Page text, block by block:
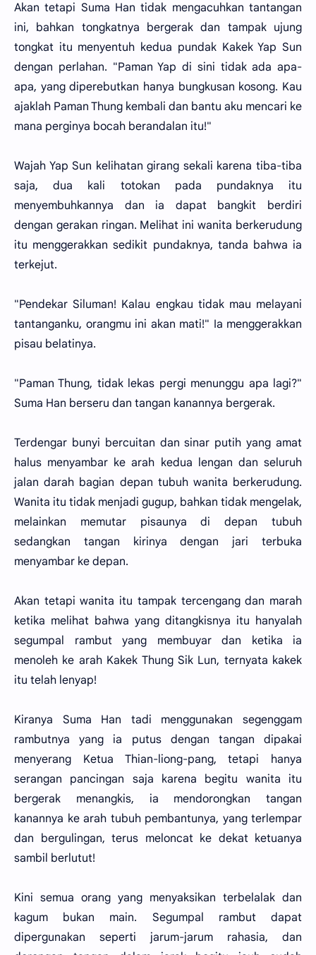
Akan tetapi Suma Han tidak mengacuhkan tantangan
ini, bahkan tongkatnya bergerak dan tampak ujung
tongkat itu menyentuh kedua pundak Kakek Yap Sun
dengan perlahan. "Paman Yap di sini tidak ada apa-
apa, yang diperebutkan hanya bungkusan kosong. Kau
ajaklah Paman Thung kembali dan bantu aku mencari ke
mana perginya bocah berandalan itu!"
Wajah Yap Sun kelihatan girang sekali karena tiba-tiba
saja, dua kali totokan pada pundaknya itu
menyembuhkannya dan ia dapat bangkit berdiri
dengan gerakan ringan. Melihat ini wanita berkerudung
itu menggerakkan sedikit pundaknya, tanda bahwa ia
terkejut.
"Pendekar Siluman! Kalau engkau tidak mau melayani
tantanganku, orangmu ini akan mati!" Ia menggerakkan
pisau belatinya.
"Paman Thung, tidak lekas pergi menunggu apa lagi?"
Suma Han berseru dan tangan kanannya bergerak.
Terdengar bunyi bercuitan dan sinar putih yang amat
halus menyambar ke arah kedua lengan dan seluruh
jalan darah bagian depan tubuh wanita berkerudung.
Wanita itu tidak menjadi gugup, bahkan tidak mengelak,
melainkan memutar pisaunya di depan tubuh
sedangkan tangan kirinya dengan jari terbuka
menyambar ke depan.
Akan tetapi wanita itu tampak tercengang dan marah
ketika melihat bahwa yang ditangkisnya itu hanyalah
segumpal rambut yang membuyar dan ketika ia
menoleh ke arah Kakek Thung Sik Lun, ternyata kakek
itu telah lenyap!
Kiranya Suma Han tadi menggunakan segenggam
rambutnya yang ia putus dengan tangan dipakai
menyerang Ketua Thian-liong-pang, tetapi hanya
serangan pancingan saja karena begitu wanita itu
bergerak menangkis, ia mendorongkan tangan
kanannya ke arah tubuh pembantunya, yang terlempar
dan bergulingan, terus meloncat ke dekat ketuanya
sambil berlutut!
Kini semua orang yang menyaksikan terbelalak dan
kagum bukan main. Segumpal rambut dapat
dipergunakan seperti jarum-jarum rahasia, dan